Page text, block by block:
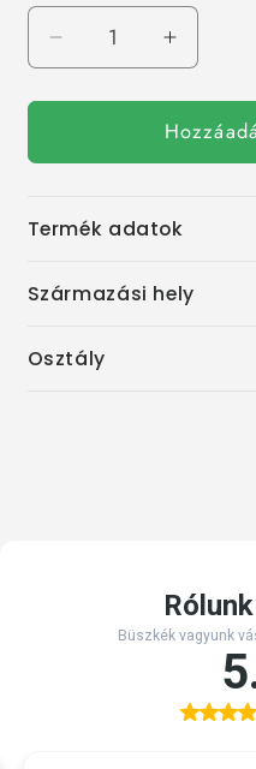
Szerda
mennyiségének
csökkentése
Szerda
Termék adatok
Származási hely
Osztály